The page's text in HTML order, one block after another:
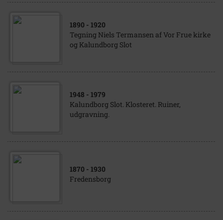
1890 - 1920
Tegning Niels Termansen af Vor Frue kirke
og Kalundborg Slot
1948 - 1979
Kalundborg Slot. Klosteret. Ruiner,
udgravning.
1870 - 1930
Fredensborg